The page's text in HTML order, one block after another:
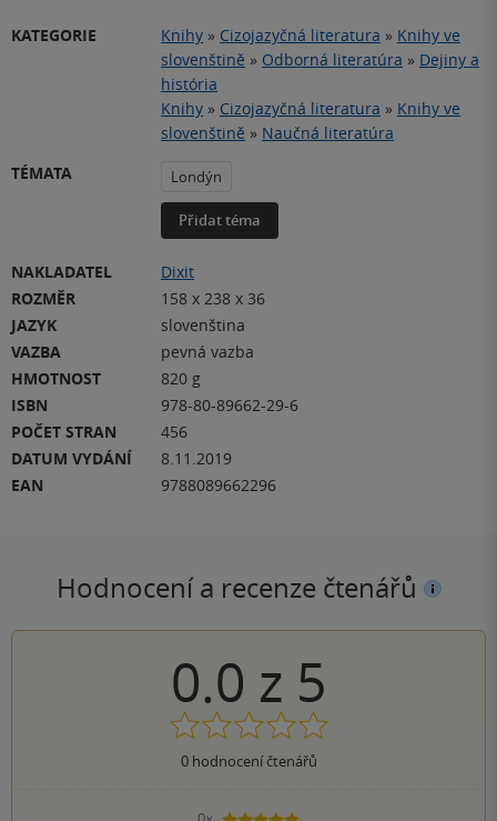
KATEGORIE Knihy » Cizojazyčná literatura » Knihy ve
slovenštině » Odborná literatúra » Dejiny a
história
Knihy » Cizojazyčná literatura » Knihy ve
slovenštině » Naučná literatúra
TÉMATA
Londýn
Přidat téma
NAKLADATEL
Dixit
ROZMĚR
158 x 238 x 36
JAZYK
slovenština
VAZBA
pevná vazba
HMOTNOST
820 g
ISBN
978-80-89662-29-6
POČET STRAN
456
DATUM VYDÁNÍ
8.11.2019
EAN
9788089662296
Hodnocení a recenze čtenářů
0.0 z 5
0hodnocení čtenářů